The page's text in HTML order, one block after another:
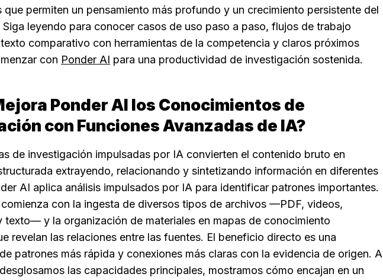
que permiten un pensamiento más profundo y un crecimiento persistente del
leyendo para conocer casos de uso paso a paso, flujos de trabajo
comparativo con herramientas de la competencia y claros próximos
con Ponder AI para una productividad de investigación sostenida.
Ponder AI los Conocimientos de
con Funciones Avanzadas de IA?
de investigación impulsadas por IA convierten el contenido bruto en
extrayendo, relacionando y sintetizando información en diferentes
AI aplica análisis impulsados por IA para identificar patrones importantes.
comienza con la ingesta de diversos tipos de archivos —PDF, videos,
texto— y la organización de materiales en mapas de conocimiento
revelan las relaciones entre las fuentes. El beneficio directo es una
patrones más rápida y conexiones más claras con la evidencia de origen. A
las capacidades principales, mostramos cómo encajan en un